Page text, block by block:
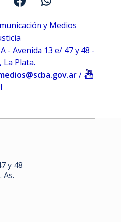
y Medios
- Avenida 13 e/ 47 y 48 -
La Plata.
/
y 48
As.